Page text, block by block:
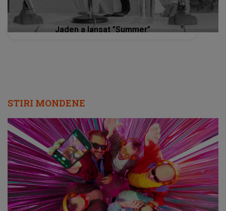
Jaden a lansat ”Summer”
STIRI MONDENE